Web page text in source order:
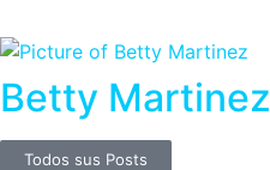
Betty Martinez
Todos sus Posts